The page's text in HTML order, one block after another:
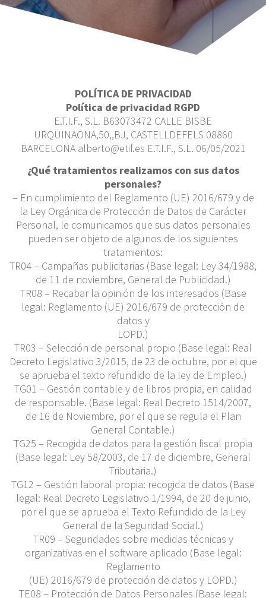
POLÍTICA DE PRIVACIDAD
Política de privacidad RGPD
E.T.I.F., S.L. B63073472 CALLE BISBE
URQUINAONA,50,,BJ, CASTELLDEFELS 08860
BARCELONA alberto@etif.es E.T.I.F., S.L. 06/05/2021
¿Qué tratamientos realizamos con sus datos
personales?
– En cumplimiento del Reglamento (UE) 2016/679 y de
la Ley Orgánica de Protección de Datos de Carácter
Personal, le comunicamos que sus datos personales
pueden ser objeto de algunos de los siguientes
tratamientos:
TR04 – Campañas publicitarias (Base legal: Ley 34/1988,
de 11 de noviembre, General de Publicidad.)
TR08 – Recabar la opinión de los interesados (Base
legal: Reglamento (UE) 2016/679 de protección de
datos y
LOPD.)
TR03 – Selección de personal propio (Base legal: Real
Decreto Legislativo 3/2015, de 23 de octubre, por el que
se aprueba el texto refundido de la ley de Empleo.)
TG01 – Gestión contable y de libros propia, en calidad
de responsable. (Base legal: Real Decreto 1514/2007,
de 16 de Noviembre, por el que se regula el Plan
General Contable.)
TG25 – Recogida de datos para la gestión fiscal propia
(Base legal: Ley 58/2003, de 17 de diciembre, General
Tributaria.)
TG12 – Gestión laboral propia: recogida de datos (Base
legal: Real Decreto Legislativo 1/1994, de 20 de junio,
por el que se aprueba el Texto Refundido de la Ley
General de la Seguridad Social.)
TR09 – Seguridades sobre medidas técnicas y
organizativas en el software aplicado (Base legal:
Reglamento
(UE) 2016/679 de protección de datos y LOPD.)
TE08 – Protección de Datos Personales (Base legal: